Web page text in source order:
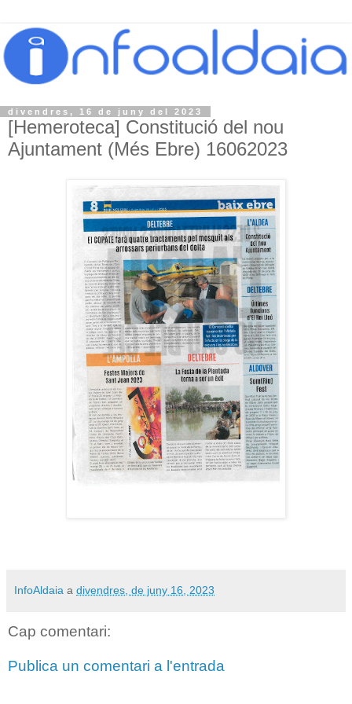
divendres, 16 de juny del 2023
[Hemeroteca] Constitució del nou
Ajuntament (Més Ebre) 16062023
InfoAldaia a divendres, de juny 16, 2023
Cap comentari:
Publica un comentari a l'entrada